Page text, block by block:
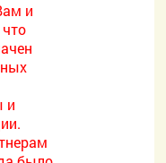
и
и